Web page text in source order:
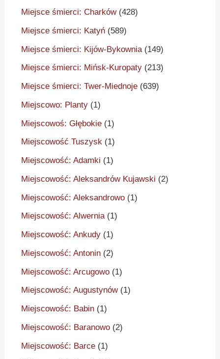
Miejsce śmierci: Charków(428)
Miejsce śmierci: Katyń (589)
Miejsce śmierci: Kijów-Bykownia (149)
Miejsce śmierci: Mińsk-Kuropaty (213)
Miejsce śmierci: Twer-Miednoje (639)
Miejscowo: Planty (1)
Miejscowoś: Głębokie (1)
Miejscowość Tuszysk (1)
Miejscowość: Adamki (1)
Miejscowość: Aleksandrów Kujawski (2)
Miejscowość: Aleksandrowo (1)
Miejscowość: Alwernia(1)
Miejscowość: Ankudy (1)
Miejscowość: Antonin (2)
Miejscowość: Arcugowo (1)
Miejscowość: Augustynów(1)
Miejscowość: Babin (1)
Miejscowość: Baranowo (2)
Miejscowość: Barce (1)